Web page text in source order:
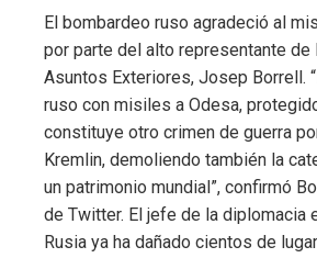
El bombardeo ruso agradeció al
por parte del alto representante de
Asuntos Exteriores, Josep Borrell.
ruso con misiles a Odesa,
constituye otro crimen de guerra
Kremlin, demoliendo también la
un patrimonio mundial”, confirmó
de Twitter. El jefe de la diplomacia
Rusia ya ha dañado cientos de